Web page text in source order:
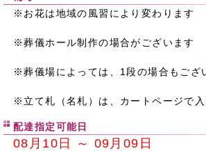
※お花は地域の風習により変わります
※葬儀ホール制作の場合がございます
※葬儀場によっては、1段の場合もござ
※立て札（名札）は、カートページで入
配達指定可能日
08月10日 ～ 09月09日